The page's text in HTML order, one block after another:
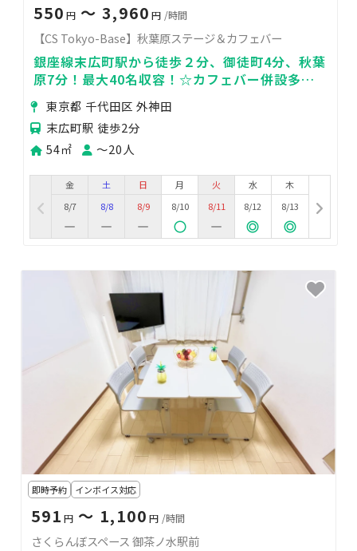
550 円〜 3,960 円 /時間
【CS Tokyo-Base】秋葉原ステージ＆カフェバー
銀座線末広町駅から徒歩２分、御徒町4分、秋葉
原7分！最大40名収容！☆カフェバー併設多目
的レンタルスペース☆使い方無限大☆
東京都 千代田区 外神田
末広町駅 徒歩2分
54㎡
〜20人
金
8/7
土
8/8
日
8/9
月
8/10
火
8/11
水
8/12
木
8/13
即時予約 インボイス対応
591 円 〜 1,100 円 /時間
さくらんぼスペース 御茶ノ水駅前